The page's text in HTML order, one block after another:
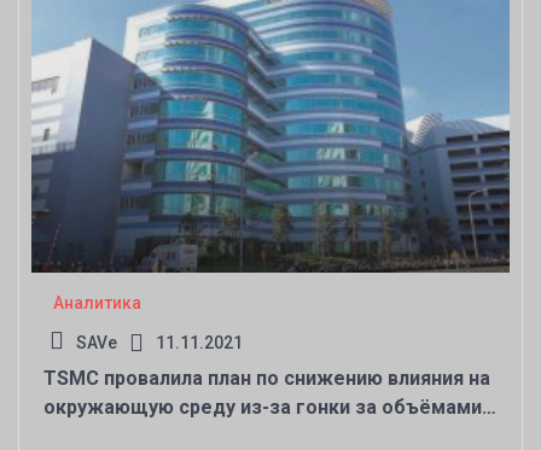
Аналитика
SAVe 11.11.2021
TSMC провалила план по снижению влияния на
окружающую среду из-за гонки за объёмами